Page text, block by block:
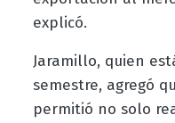
explicó.
Jaramillo, quien
semestre, agregó
permitió no solo